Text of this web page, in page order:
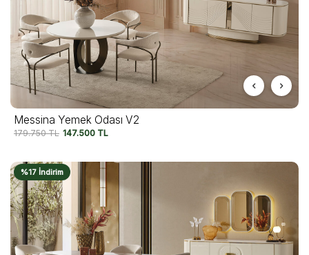
Messina Yemek Odası V2
179.750TL 147.500 TL
%17 İndirim